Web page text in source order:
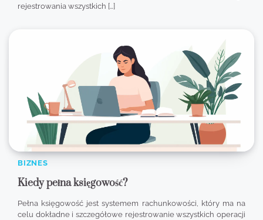
rejestrowania wszystkich […]
BIZNES
Kiedy pełna księgowość?
Pełna księgowość jest systemem rachunkowości, który ma na
celu dokładne i szczegółowe rejestrowanie wszystkich operacji